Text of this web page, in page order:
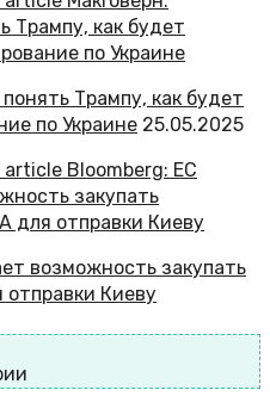
Трампу, как будет
по Украине 25.05.2025
возможность закупать
Киеву